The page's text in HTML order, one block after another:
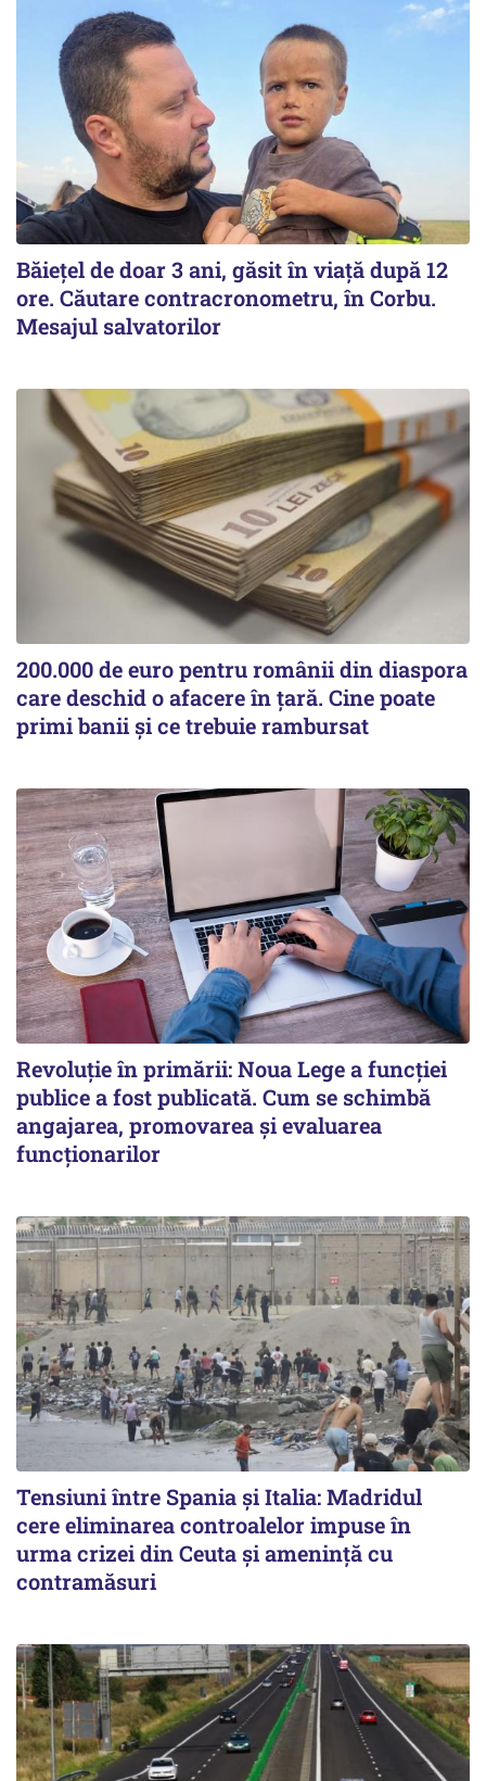
Băiețel de doar 3 ani, găsit în viață după 12
ore. Căutare contracronometru, în Corbu.
Mesajul salvatorilor
200.000 de euro pentru românii din diaspora
care deschid o afacere în țară. Cine poate
primi banii și ce trebuie rambursat
Revoluție în primării: Noua Lege a funcției
publice a fost publicată. Cum se schimbă
angajarea, promovarea și evaluarea
funcționarilor
Tensiuni între Spania și Italia: Madridul
cere eliminarea controalelor impuse în
urma crizei din Ceuta și amenință cu
contramăsuri